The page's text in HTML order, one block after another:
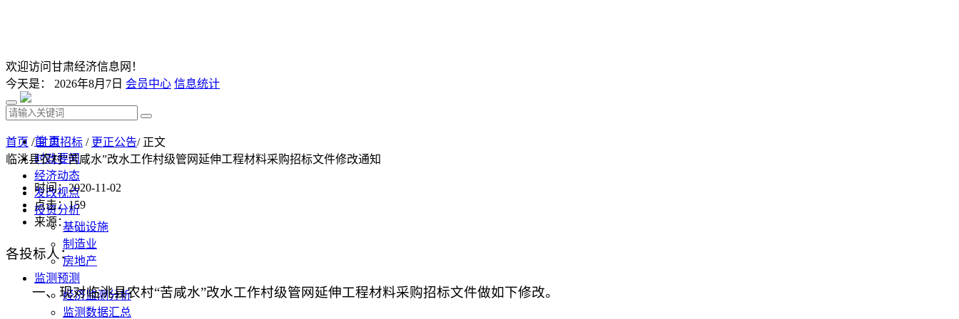
欢迎访问甘肃经济信息网！
今天是： 2026年8月7日 会员中心 信息统计
首 页
时政要闻
经济动态
发改视点
投资分析
基础设施
制造业
房地产
监测预测
经济监测分析
监测数据汇总
首页 /甘肃招标 / 更正公告/ 正文
临洮县农村“苦咸水”改水工作村级管网延伸工程材料采购招标文件修改通知
时间：2020-11-02
点击：159
来源：
各投标人：
一、现对临洮县农村“苦咸水”改水工作村级管网延伸工程材料采购招标文件做如下修改。